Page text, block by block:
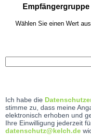
Empfängergruppe
Ich habe die
stimme zu, dass meine
elektronisch erhoben und
Ihre Einwilligung jederzeit
datenschutz@kelch.de